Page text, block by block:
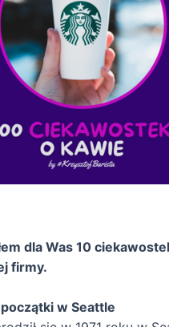
dla Was 10
firmy.
w Seattle